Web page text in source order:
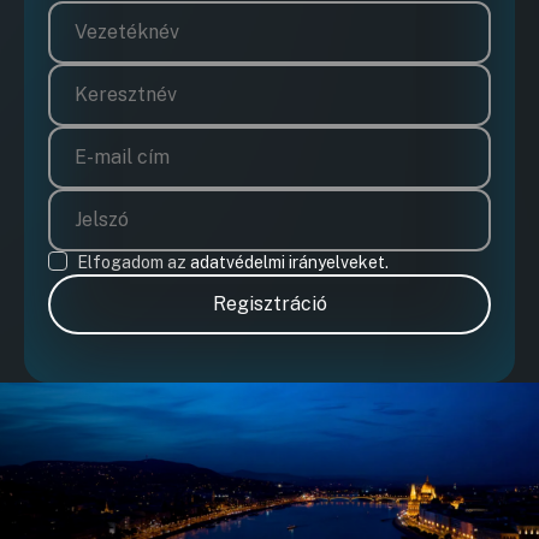
vonatkozó haszonkölcsön szerződések
módosítására
UGRÁS A NAPIREND ELEJÉRE
11.Javaslat a Közösségi költségvetési forrásból
megvalósuló nyilvános illemhely létesítésével
kapcsolatos döntések meghozatalára
UGRÁS A NAPIREND ELEJÉRE
12.Javaslat a BKV Zrt. 2024. IV. negyedévi
likviditási hiányának áthidalásához szükséges,
a Nemzeti Adó- és Vámhivatal által a BKV Zrt.
részére, december hónap tekintetében
13.Javaslat a BKV Zrt., a Magyar Fejlesztési
Bank és az Európai Beruházási Bank közötti
egyedi hitelkeret-megállapodás előkészítése
körében szükséges döntések meghozatalára,
Elfogadom az adatvédelmi irányelveket.
Regisztráció